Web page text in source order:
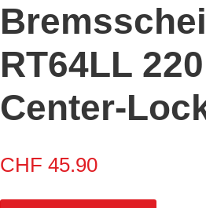
RT64LL
Center-
CHF 45.90